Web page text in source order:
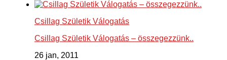
Csillag Születik Válogatás
Csillag Születik Válogatás – összegezzünk..
26 jan, 2011